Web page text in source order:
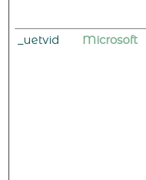
_uetvid Microsoft